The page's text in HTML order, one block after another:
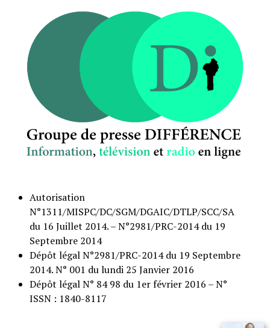
Autorisation
N°1311/MISPC/DC/SGM/DGAIC/DTLP/SCC/SA
du 16 Juillet 2014. – N°2981/PRC-2014 du 19
Septembre 2014
Dépôt légal N°2981/PRC-2014 du 19 Septembre
2014. N° 001 du lundi 25 Janvier 2016
Dépôt légal N° 84 98 du 1er février 2016 – N°
ISSN : 1840-8117